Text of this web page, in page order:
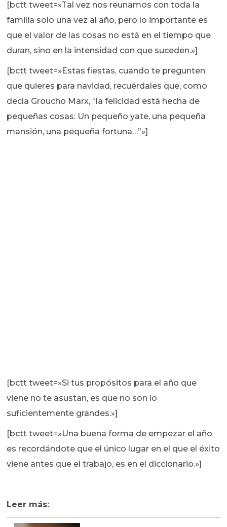
[bctt tweet=»Tal vez nos reunamos con toda la
familia solo una vez al año, pero lo importante es
que el valor de las cosas no está en el tiempo que
duran, sino en la intensidad con que suceden.»]
[bctt tweet=»Estas fiestas, cuando te pregunten
que quieres para navidad, recuérdales que, como
decía Groucho Marx, “la felicidad está hecha de
pequeñas cosas: Un pequeño yate, una pequeña
mansión, una pequeña fortuna…”»]
[bctt tweet=»Si tus propósitos para el año que
viene no te asustan, es que no son lo
suficientemente grandes.»]
[bctt tweet=»Una buena forma de empezar el año
es recordándote que el único lugar en el que el éxito
viene antes que el trabajo, es en el diccionario.»]
Leer más: